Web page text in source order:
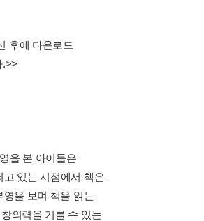
후에 다운로드
.>>
을 본 아이들은
있는 시점에서 책은
을 보며 책을 읽는
의력을 기를 수 있는